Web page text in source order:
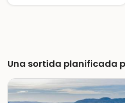
Una sortida planificada